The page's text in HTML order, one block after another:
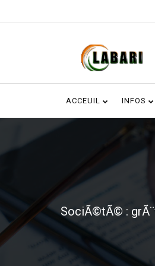
ACCEUIL INFOS
SociÃ©tÃ© :